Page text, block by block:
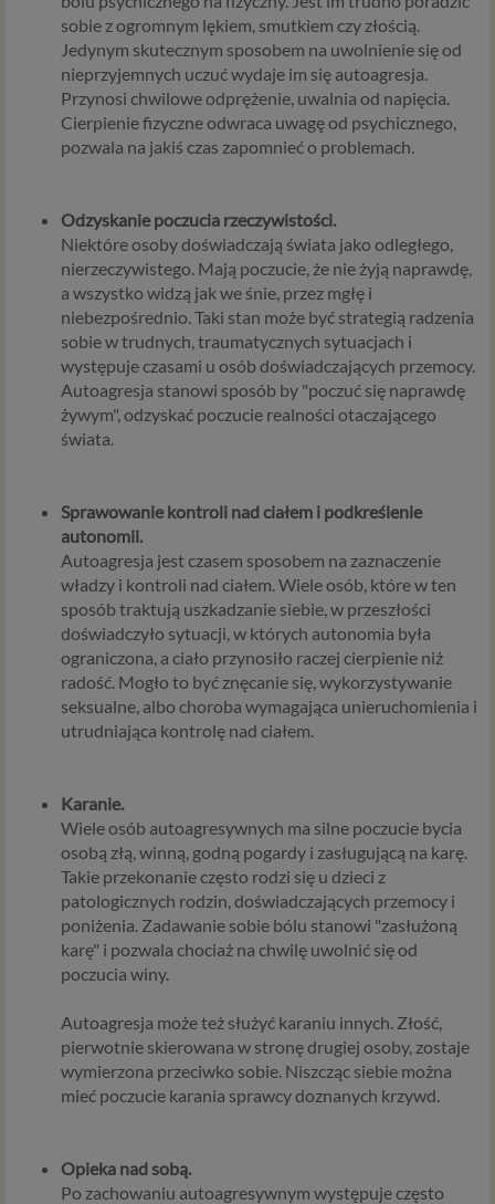
sobie z ogromnym lękiem, smutkiem czy złością.
Jedynym skutecznym sposobem na uwolnienie się od
nieprzyjemnych uczuć wydaje im się autoagresja.
Przynosi chwilowe odprężenie, uwalnia od napięcia.
Cierpienie fizyczne odwraca uwagę od psychicznego,
pozwala na jakiś czas zapomnieć o problemach.
Odzyskanie poczucia rzeczywistości.
Niektóre osoby doświadczają świata jako odległego,
nierzeczywistego. Mają poczucie, że nie żyją naprawdę,
a wszystko widzą jak we śnie, przez mgłę i
niebezpośrednio. Taki stan może być strategią radzenia
sobie w trudnych, traumatycznych sytuacjach i
występuje czasami u osób doświadczających przemocy.
Autoagresja stanowi sposób by "poczuć się naprawdę
żywym", odzyskać poczucie realności otaczającego
świata.
Sprawowanie kontroli nad ciałem i podkreślenie
autonomii.
Autoagresja jest czasem sposobem na zaznaczenie
władzy i kontroli nad ciałem. Wiele osób, które w ten
sposób traktują uszkadzanie siebie, w przeszłości
doświadczyło sytuacji, w których autonomia była
ograniczona, a ciało przynosiło raczej cierpienie niż
radość. Mogło to być znęcanie się, wykorzystywanie
seksualne, albo choroba wymagająca unieruchomienia i
utrudniająca kontrolę nad ciałem.
Karanie.
Wiele osób autoagresywnych ma silne poczucie bycia
osobą złą, winną, godną pogardy i zasługującą na karę.
Takie przekonanie często rodzi się u dzieci z
patologicznych rodzin, doświadczających przemocy i
poniżenia. Zadawanie sobie bólu stanowi "zasłużoną
karę" i pozwala chociaż na chwilę uwolnić się od
poczucia winy.
Autoagresja może też służyć karaniu innych. Złość,
pierwotnie skierowana w stronę drugiej osoby, zostaje
wymierzona przeciwko sobie. Niszcząc siebie można
mieć poczucie karania sprawcy doznanych krzywd.
Opieka nad sobą.
Po zachowaniu autoagresywnym występuje często